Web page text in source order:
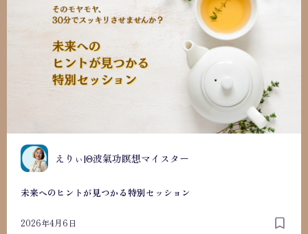
えりぃ|Θ波氣功瞑想マイスター
未来へのヒントが見つかる特別セッション
2026年4月6日